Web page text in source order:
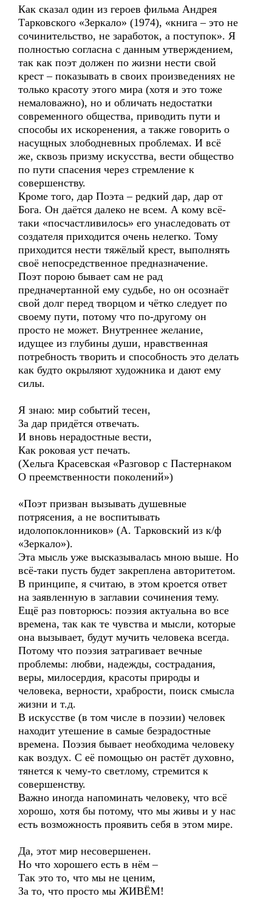
Как сказал один из героев фильма Андрея
Тарковского «Зеркало» (1974), «книга – это не
сочинительство, не заработок, а поступок». Я
полностью согласна с данным утверждением,
так как поэт должен по жизни нести свой
крест – показывать в своих произведениях не
только красоту этого мира (хотя и это тоже
немаловажно), но и обличать недостатки
современного общества, приводить пути и
способы их искоренения, а также говорить о
насущных злободневных проблемах. И всё
же, сквозь призму искусства, вести общество
по пути спасения через стремление к
совершенству.
Кроме того, дар Поэта – редкий дар, дар от
Бога. Он даётся далеко не всем. А кому всё-
таки «посчастливилось» его унаследовать от
создателя приходится очень нелегко. Тому
приходится нести тяжёлый крест, выполнять
своё непосредственное предназначение.
Поэт порою бывает сам не рад
предначертанной ему судьбе, но он осознаёт
свой долг перед творцом и чётко следует по
своему пути, потому что по-другому он
просто не может. Внутреннее желание,
идущее из глубины души, нравственная
потребность творить и способность это делать
как будто окрыляют художника и дают ему
силы.
Я знаю: мир событий тесен,
За дар придётся отвечать.
И вновь нерадостные вести,
Как роковая уст печать.
(Хельга Красевская «Разговор с Пастернаком
О преемственности поколений»)
«Поэт призван вызывать душевные
потрясения, а не воспитывать
идолопоклонников» (А. Тарковский из к/ф
«Зеркало»).
Эта мысль уже высказывалась мною выше. Но
всё-таки пусть будет закреплена авторитетом.
В принципе, я считаю, в этом кроется ответ
на заявленную в заглавии сочинения тему.
Ещё раз повторюсь: поэзия актуальна во все
времена, так как те чувства и мысли, которые
она вызывает, будут мучить человека всегда.
Потому что поэзия затрагивает вечные
проблемы: любви, надежды, сострадания,
веры, милосердия, красоты природы и
человека, верности, храбрости, поиск смысла
жизни и т.д.
В искусстве (в том числе в поэзии) человек
находит утешение в самые безрадостные
времена. Поэзия бывает необходима человеку
как воздух. С её помощью он растёт духовно,
тянется к чему-то светлому, стремится к
совершенству.
Важно иногда напоминать человеку, что всё
хорошо, хотя бы потому, что мы живы и у нас
есть возможность проявить себя в этом мире.
Да, этот мир несовершенен.
Но что хорошего есть в нём –
Так это то, что мы не ценим,
За то, что просто мы ЖИВЁМ!